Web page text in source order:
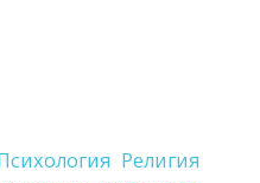
Религия